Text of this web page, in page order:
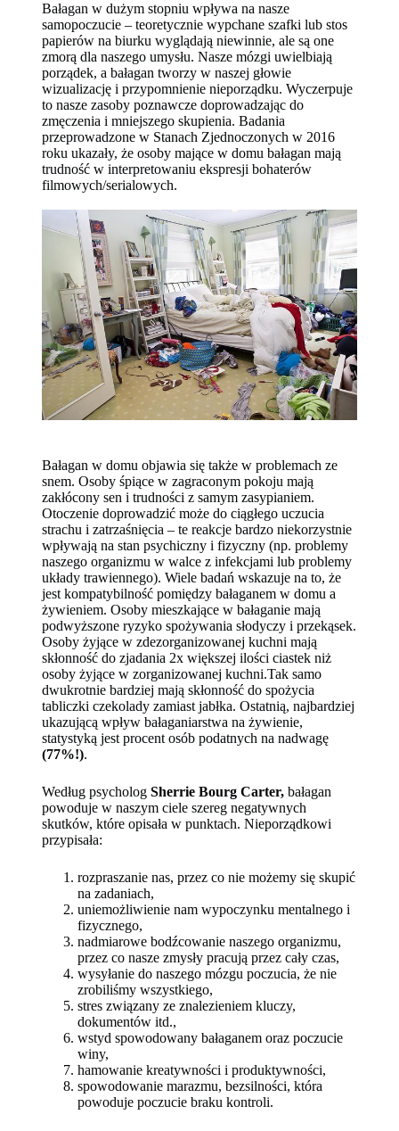
Bałagan w dużym stopniu wpływa na nasze
samopoczucie – teoretycznie wypchane szafki lub stos
papierów na biurku wyglądają niewinnie, ale są one
zmorą dla naszego umysłu. Nasze mózgi uwielbiają
porządek, a bałagan tworzy w naszej głowie
wizualizację i przypomnienie nieporządku. Wyczerpuje
to nasze zasoby poznawcze doprowadzając do
zmęczenia i mniejszego skupienia. Badania
przeprowadzone w Stanach Zjednoczonych w 2016
roku ukazały, że osoby mające w domu bałagan mają
trudność w interpretowaniu ekspresji bohaterów
filmowych/serialowych.
Bałagan w domu objawia się także w problemach ze
snem. Osoby śpiące w zagraconym pokoju mają
zakłócony sen i trudności z samym zasypianiem.
Otoczenie doprowadzić może do ciągłego uczucia
strachu i zatrzaśnięcia – te reakcje bardzo niekorzystnie
wpływają na stan psychiczny i fizyczny (np. problemy
naszego organizmu w walce z infekcjami lub problemy
układy trawiennego). Wiele badań wskazuje na to, że
jest kompatybilność pomiędzy bałaganem w domu a
żywieniem. Osoby mieszkające w bałaganie mają
podwyższone ryzyko spożywania słodyczy i przekąsek.
Osoby żyjące w zdezorganizowanej kuchni mają
skłonność do zjadania 2x większej ilości ciastek niż
osoby żyjące w zorganizowanej kuchni.Tak samo
dwukrotnie bardziej mają skłonność do spożycia
tabliczki czekolady zamiast jabłka. Ostatnią, najbardziej
ukazującą wpływ bałaganiarstwa na żywienie,
statystyką jest procent osób podatnych na nadwagę
(77%!).
Według psycholog Sherrie Bourg Carter, bałagan
powoduje w naszym ciele szereg negatywnych
skutków, które opisała w punktach. Nieporządkowi
przypisała:
rozpraszanie nas, przez co nie możemy się skupić
na zadaniach,
uniemożliwienie nam wypoczynku mentalnego i
fizycznego,
nadmiarowe bodźcowanie naszego organizmu,
przez co nasze zmysły pracują przez cały czas,
wysyłanie do naszego mózgu poczucia, że nie
zrobiliśmy wszystkiego,
stres związany ze znalezieniem kluczy,
dokumentów itd.,
wstyd spowodowany bałaganem oraz poczucie
winy,
hamowanie kreatywności i produktywności,
spowodowanie marazmu, bezsilności, która
powoduje poczucie braku kontroli.